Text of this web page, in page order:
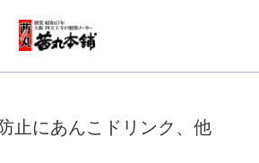
止にあんこドリンク、他